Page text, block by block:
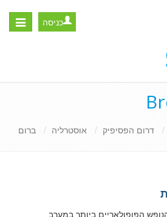
Toggle
כניסה
דרום הפסיפיק אוסטרליה ברום
הפופולאריים ביותר במערב